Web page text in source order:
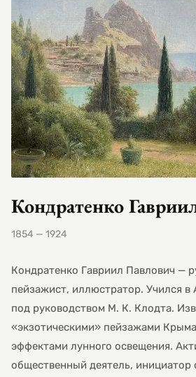
Кондратенко
1854 — 1924
Кондратенко Гавриил Павлович —
пейзажист, иллюстратор. Учился в
под руководством М. К. Клодта.
«экзотическими» пейзажами
эффектами лунного освещения.
общественный деятель, инициатор